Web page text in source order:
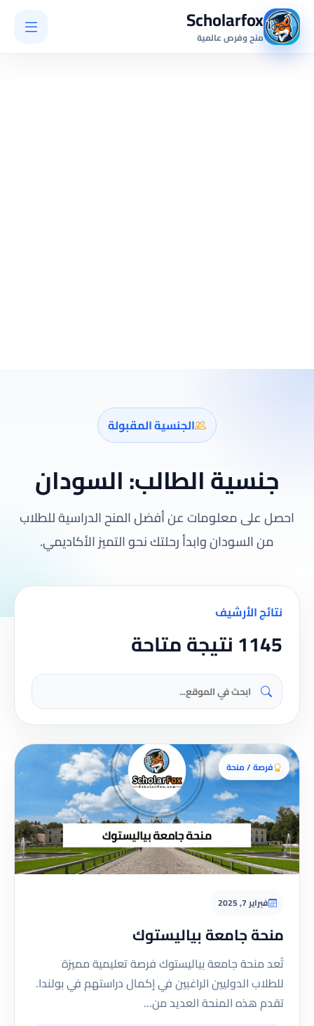
Scholarfox
منح وفرص عالمية
الجنسية المقبولة
جنسية الطالب:السودان
احصل على معلومات عن أفضل المنح الدراسية للطلاب
من السودان وابدأ رحلتك نحو التميز الأكاديمي.
نتائج الأرشيف
1145 نتيجة متاحة
فرصة / منحة
فبراير 7, 2025
منحة جامعة بياليستوك
تُعد منحة جامعة بياليستوك فرصة تعليمية مميزة
للطلاب الدوليين الراغبين في إكمال دراستهم في بولندا.
تقدم هذه المنحة العديد من…